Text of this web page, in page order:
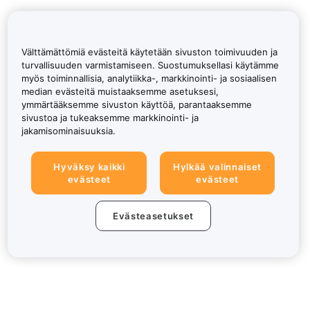
Välttämättömiä evästeitä käytetään sivuston toimivuuden ja
turvallisuuden varmistamiseen. Suostumuksellasi käytämme
myös toiminnallisia, analytiikka-, markkinointi- ja sosiaalisen
median evästeitä muistaaksemme asetuksesi,
ymmärtääksemme sivuston käyttöä, parantaaksemme
sivustoa ja tukeaksemme markkinointi- ja
jakamisominaisuuksia.
Hyväksy kaikki
evästeet
Hylkää valinnaiset
evästeet
Evästeasetukset